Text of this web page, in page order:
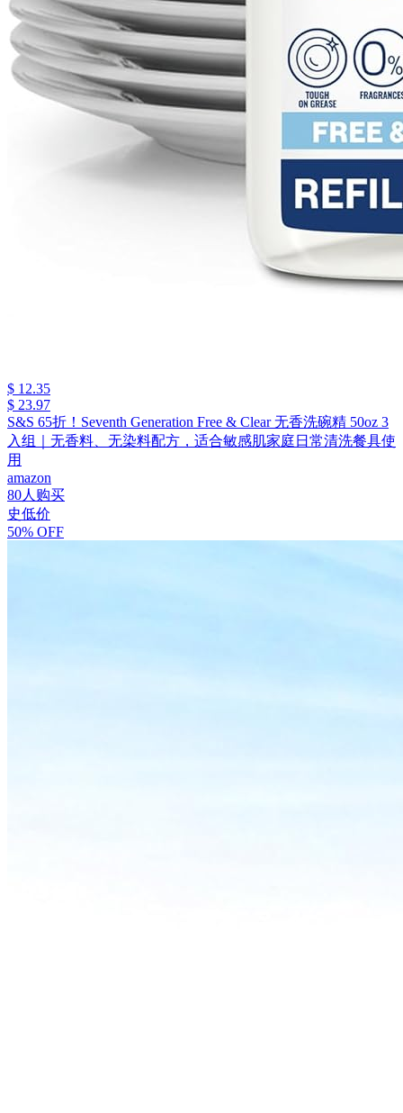
$ 12.35
$ 23.97
S&S 65折！Seventh Generation Free & Clear 无香洗碗精 50oz 3
入组｜无香料、无染料配方，适合敏感肌家庭日常清洗餐具使
用
amazon
80人购买
史低价
50% OFF